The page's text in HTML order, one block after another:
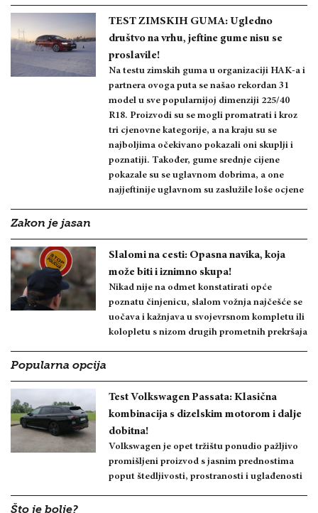
TEST ZIMSKIH GUMA: Ugledno
društvo na vrhu, jeftine gume nisu se
proslavile!
Na testu zimskih guma u organizaciji HAK-a i
partnera ovoga puta se našao rekordan 31
model u sve popularnijoj dimenziji 225/40
R18. Proizvodi su se mogli promatrati i kroz
tri cjenovne kategorije, a na kraju su se
najboljima očekivano pokazali oni skuplji i
poznatiji. Također, gume srednje cijene
pokazale su se uglavnom dobrima, a one
najjeftinije uglavnom su zaslužile loše ocjene
Zakon je jasan
Slalomi na cesti: Opasna navika, koja
može biti i iznimno skupa!
Nikad nije na odmet konstatirati opće
poznatu činjenicu, slalom vožnja najčešće se
uočava i kažnjava u svojevrsnom kompletu ili
kolopletu s nizom drugih prometnih prekršaja
Popularna opcija
Test Volkswagen Passata: Klasična
kombinacija s dizelskim motorom i dalje
dobitna!
Volkswagen je opet tržištu ponudio pažljivo
promišljeni proizvod s jasnim prednostima
poput štedljivosti, prostranosti i uglađenosti
Što je bolje?